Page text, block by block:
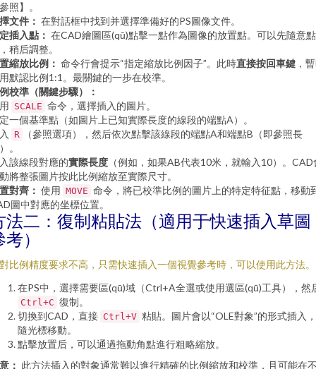
照】。
文件： 在對話框中找到并選擇準備好的PS圖像文件。
插入點： 在CAD繪圖區(qū)點擊一點作為圖像的放置點。可以先隨意點
稍后調整。
縮放比例： 命令行會提示“指定縮放比例因子”。此時直接按回車鍵 ，
默認比例1:1。最關鍵的一步在校準。
校準（關鍵步驟）：
SCALE 命令，選擇插入的圖片。
一個基準點（如圖片上已知實際長度的線段的端點A）。
R
（參照選項），然后依次點擊該線段的端點A和端點B（即參照長
。
該線段對應的實際長度 （例如，如果AB代表10米，就輸入10）。CAD
將整張圖片按此比例縮放至實際尺寸。
對齊： 使用 MOVE 命令，將已校準比例的圖片上的特定特征點，移動
圖中對應的坐標位置。
法二：復制粘貼法（適用于快速插入草圖
）
比例精度要求不高，只需快速插入一個視覺參考時，可以使用此方法。
在PS中，選擇需要區(qū)域（Ctrl+A全選或使用選區(qū)工具），然
Ctrl+C 復制。
切換到CAD，直接 Ctrl+V 粘貼。圖片會以“OLE對象”的形式插入
隨光標移動。
點擊放置后，可以通過拖動角點進行粗略縮放。
： 此方法插入的對象通常難以進行精確的比例縮放和校準，且可能在